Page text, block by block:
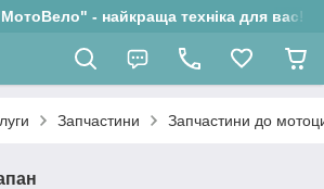
- найкраща техніка для вас!
Запчастини Запчастини до